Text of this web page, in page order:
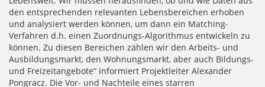
den entsprechenden relevanten Lebensbereichen erhoben
und analysiert werden können, um dann ein Matching-
Verfahren d.h. einen Zuordnungs-Algorithmus entwickeln zu
können. Zu diesen Bereichen zählen wir den Arbeits- und
Ausbildungsmarkt, den Wohnungsmarkt, aber auch Bildungs-
und Freizeitangebote“ informiert Projektleiter Alexander
Pongracz. Die Vor- und Nachteile eines starren